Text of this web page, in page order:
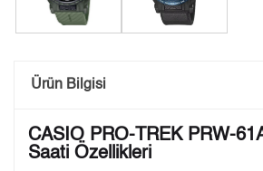
Saatini
arka kapağına gravür tekniği ile
olduğunuz şekilde işlenecektir.
Ürün Bilgisi
CASIO PRO-TREK PRW-
Saati Özellikleri